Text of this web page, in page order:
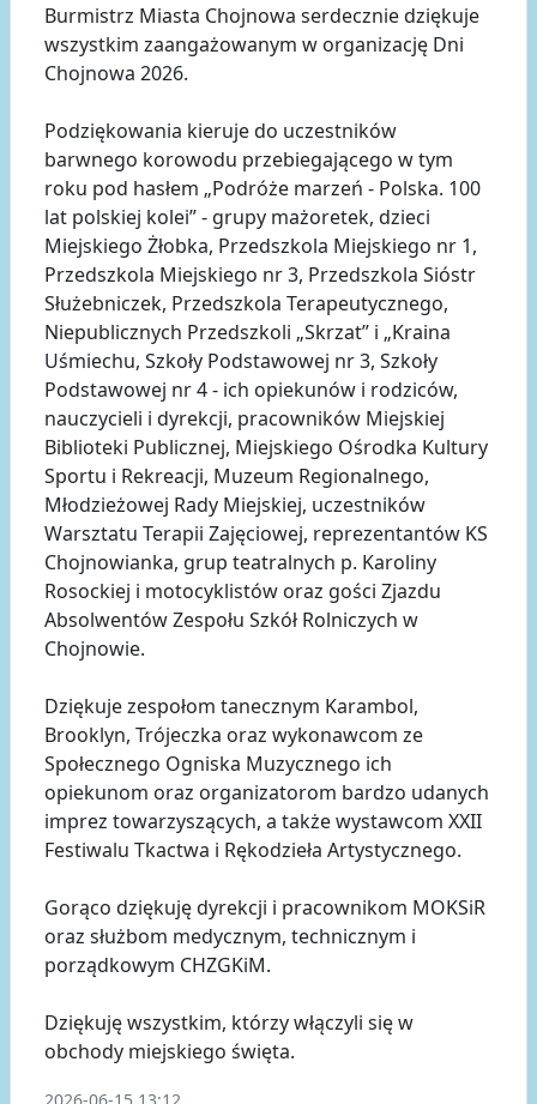
Burmistrz Miasta Chojnowa serdecznie dziękuje
wszystkim zaangażowanym w organizację Dni
Chojnowa 2026.
Podziękowania kieruje do uczestników
barwnego korowodu przebiegającego w tym
roku pod hasłem „Podróże marzeń - Polska. 100
lat polskiej kolei” - grupy mażoretek, dzieci
Miejskiego Żłobka, Przedszkola Miejskiego nr 1,
Przedszkola Miejskiego nr 3, Przedszkola Sióstr
Służebniczek, Przedszkola Terapeutycznego,
Niepublicznych Przedszkoli „Skrzat” i „Kraina
Uśmiechu, Szkoły Podstawowej nr 3, Szkoły
Podstawowej nr 4 - ich opiekunów i rodziców,
nauczycieli i dyrekcji, pracowników Miejskiej
Biblioteki Publicznej, Miejskiego Ośrodka Kultury
Sportu i Rekreacji, Muzeum Regionalnego,
Młodzieżowej Rady Miejskiej, uczestników
Warsztatu Terapii Zajęciowej, reprezentantów KS
Chojnowianka, grup teatralnych p. Karoliny
Rosockiej i motocyklistów oraz gości Zjazdu
Absolwentów Zespołu Szkół Rolniczych w
Chojnowie.
Dziękuje zespołom tanecznym Karambol,
Brooklyn, Trójeczka oraz wykonawcom ze
Społecznego Ogniska Muzycznego ich
opiekunom oraz organizatorom bardzo udanych
imprez towarzyszących, a także wystawcom XXII
Festiwalu Tkactwa i Rękodzieła Artystycznego.
Gorąco dziękuję dyrekcji i pracownikom MOKSiR
oraz służbom medycznym, technicznym i
porządkowym CHZGKiM.
Dziękuję wszystkim, którzy włączyli się w
obchody miejskiego święta.
2026-06-15 13:12